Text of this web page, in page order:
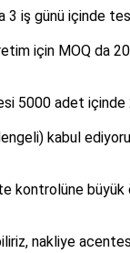
3 iş günü içinde
için MOQ da
5000 adet içinde
kabul
kontrolüne
nakliye